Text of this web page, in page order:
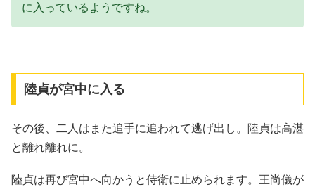
に入っているようですね。
陸貞が宮中に入る
その後、二人はまた追手に追われて逃げ出し。陸貞は高湛
と離れ離れに。
陸貞は再び宮中へ向かうと侍衛に止められます。王尚儀が